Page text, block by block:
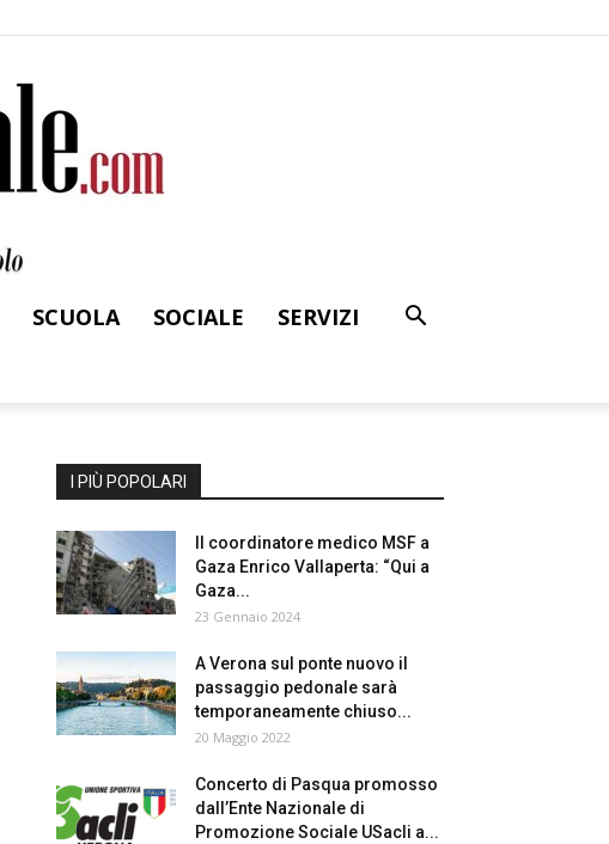
SCUOLA SOCIALE
SERVIZI
I PIÙ POPOLARI
Il coordinatore medico MSF a
Gaza Enrico Vallaperta: “Qui a
Gaza...
23 Gennaio 2024
A Verona sul ponte nuovo il
passaggio pedonale sarà
temporaneamente chiuso...
20 Maggio 2022
Concerto di Pasqua promosso
dall’Ente Nazionale di
Promozione Sociale USacli a...